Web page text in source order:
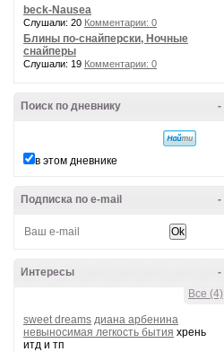
beck-Nausea
Слушали: 20 Комментарии: 0
Блины по-снайперски, Ночные
снайперы
Слушали: 19 Комментарии: 0
-
Поиск по дневнику
в этом дневнике
-
Подписка по e-mail
-
Интересы
Все (4)
sweet dreams диана арбенина
невыносимая легкость бытия хрень
итд и тп